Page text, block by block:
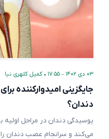
۰۳ دی ۱۴۰۲ – ۱۷:۵۵ • کمیل کلهری نیا
جایگزینی امیدوارکننده
دندان؟
پوسیدگی دندان‌ در مراحل
می‌کند و سرانجام عصب دندان